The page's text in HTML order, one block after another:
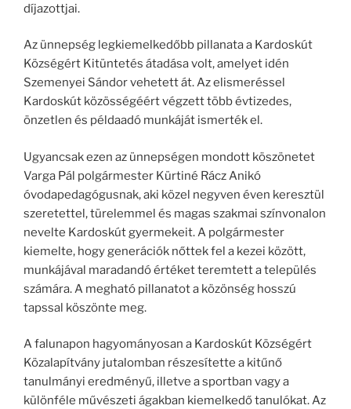
díjazottjai.
Az ünnepség legkiemelkedőbb pillanata a Kardoskút
Községért Kitüntetés átadása volt, amelyet idén
Szemenyei Sándor vehetett át. Az elismeréssel
Kardoskút közösségéért végzett több évtizedes,
önzetlen és példaadó munkáját ismerték el.
Ugyancsak ezen az ünnepségen mondott köszönetet
Varga Pál polgármester Kürtiné Rácz Anikó
óvodapedagógusnak, aki közel negyven éven keresztül
szeretettel, türelemmel és magas szakmai színvonalon
nevelte Kardoskút gyermekeit. A polgármester
kiemelte, hogy generációk nőttek fel a kezei között,
munkájával maradandó értéket teremtett a település
számára. A megható pillanatot a közönség hosszú
tapssal köszönte meg.
A falunapon hagyományosan a Kardoskút Községért
Közalapítvány jutalomban részesítette a kitűnő
tanulmányi eredményű, illetve a sportban vagy a
különféle művészeti ágakban kiemelkedő tanulókat. Az